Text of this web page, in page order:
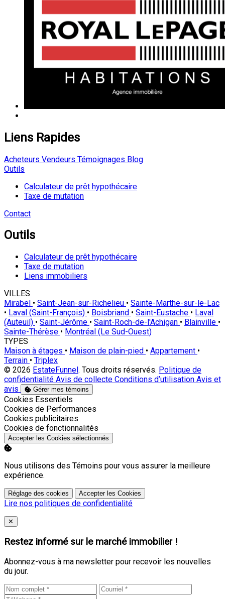
Liens Rapides
Acheteurs Vendeurs Témoignages Blog
Outils
Calculateur de prêt hypothécaire
Taxe de mutation
Contact
Outils
Calculateur de prêt hypothécaire
Taxe de mutation
Liens immobiliers
VILLES
Mirabel • Saint-Jean-sur-Richelieu • Sainte-Marthe-sur-le-Lac
• Laval (Saint-François) • Boisbriand • Saint-Eustache • Laval
(Auteuil) • Saint-Jérôme • Saint-Roch-de-l'Achigan • Blainville •
Sainte-Thérèse • Montréal (Le Sud-Ouest)
TYPES
Maison à étages • Maison de plain-pied • Appartement •
Terrain • Triplex
© 2026 EstateFunnel . Tous droits réservés. Politique de
confidentialité Avis de collecte Conditions d’utilisation Avis et
avis
Gérer mes témoins
Activer
Cookies Essentiels
Activer
Cookies de Performances
Activer
Cookies publicitaires
Activer
Cookies de fonctionnalités
Accepter les Cookies sélectionnés
Nous utilisons des Témoins pour vous assurer la meilleure
expérience.
Réglage des cookies Accepter les Cookies
Lire nos politiques de confidentialité
Close
✕
Restez informé sur le marché immobilier !
Abonnez-vous à ma newsletter pour recevoir les nouvelles
du jour.